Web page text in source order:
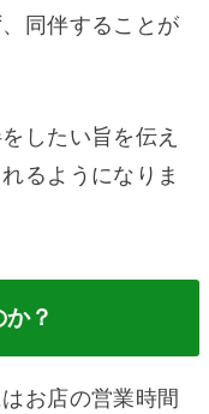
同伴することが
したい旨を伝え
るようになりま
？
お店の営業時間